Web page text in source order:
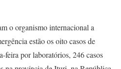
o organismo internacional a
estão os oito casos de
feira por laboratórios, 246 casos